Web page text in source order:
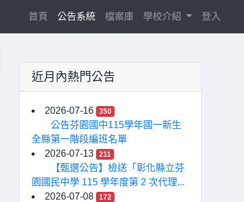
首頁 (current)
公告系統 檔案庫 學校介紹 登入
近月內熱門公告
2026-07-16 350
公告芬園國中115學年國一新生
全縣第一階段編班名單
2026-07-13
211
【甄選公告】檢送「彰化縣立芬
園國民中學 115 學年度第 2 次代理...
2026-07-08
172